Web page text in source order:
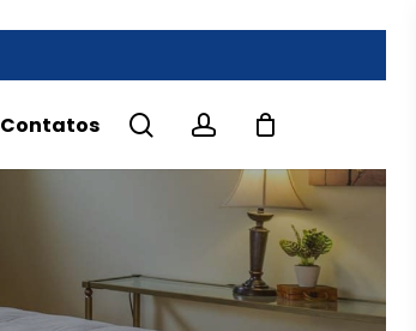
Contatos searchaccount